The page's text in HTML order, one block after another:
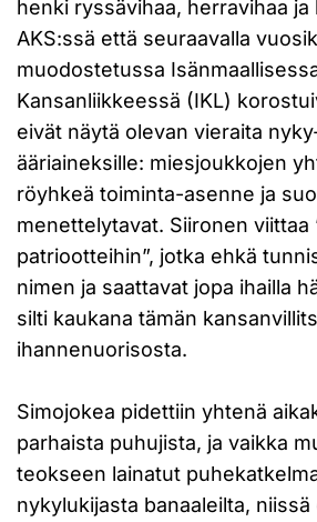
henki ryssävihaa, herravihaa ja
AKS:ssä että seuraavalla
muodostetussa
Kansanliikkeessä (IKL)
eivät näytä olevan vieraita
ääriaineksille: miesjoukkojen
röyhkeä toiminta-asenne ja
menettelytavat. Siironen viittaa
patriootteihin”, jotka ehkä
nimen ja saattavat jopa ihailla
silti kaukana tämän
ihannenuorisosta.
Simojokea pidettiin yhtenä
parhaista puhujista, ja vaikka
teokseen lainatut
nykylukijasta banaaleilta, niissä